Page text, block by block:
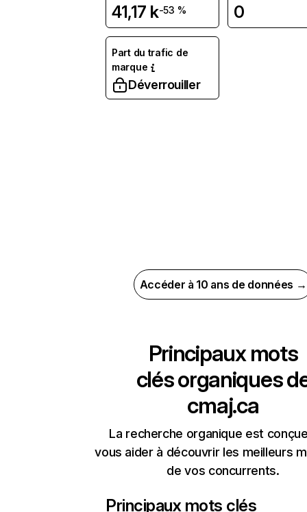
41,17 k-53 % 0
Part du trafic de
marque
Déverrouiller
Accéder à 10 ans de données →
Principaux mots
clés organiques
cmaj.ca
La recherche organique est
vous aider à découvrir les meilleurs
de vos concurrents.
Principaux mots clés